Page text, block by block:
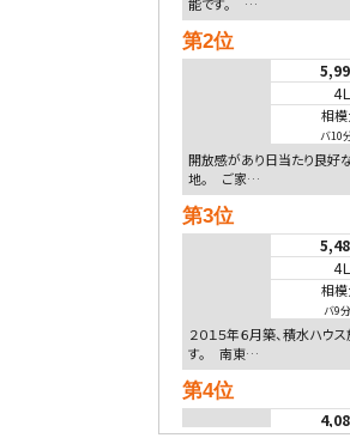
能です。 …
第2位
4
相
バ10
開放感があり日当たり良好
地。 ご家…
第3位
4
相
バ9分
２０１５年６月築、積水ハウ
す。 南東…
第4位